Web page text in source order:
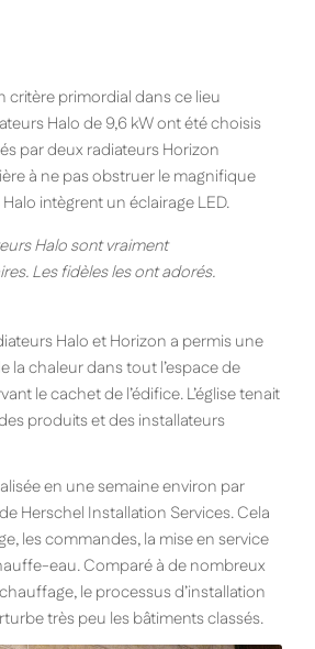
critère primordial dans ce lieu
Halo de 9,6 kW ont été choisis
par deux radiateurs Horizon
à ne pas obstruer le magnifique
intègrent un éclairage LED.
Halo sont vraiment
Les fidèles les ont adorés.
Halo et Horizon a permis une
la chaleur dans tout l’espace de
le cachet de l’édifice. L’église tenait
produits et des installateurs
en une semaine environ par
Herschel Installation Services. Cela
les commandes, la mise en service
eau. Comparé à de nombreux
le processus d’installation
très peu les bâtiments classés.